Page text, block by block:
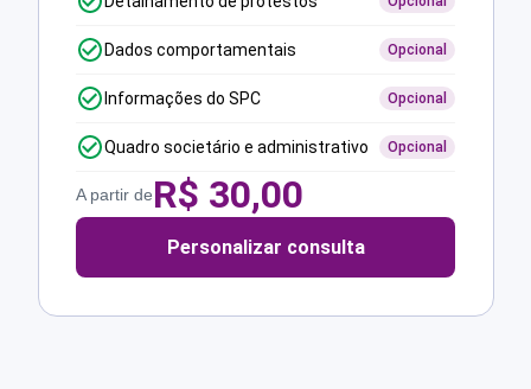
Dados comportamentais Opcional
Informações do SPC Opcional
Quadro societário e administrativo Opcional
A partir deR$ 30,00
Personalizar consulta